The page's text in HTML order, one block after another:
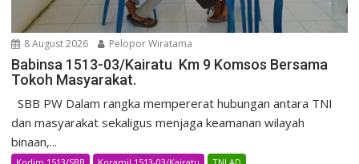
8 August 2026 Pelopor Wiratama
Babinsa 1513-03/Kairatu Km 9 Komsos Bersama
Tokoh Masyarakat.
SBB PW Dalam rangka mempererat hubungan antara TNI
dan masyarakat sekaligus menjaga keamanan wilayah
binaan,...